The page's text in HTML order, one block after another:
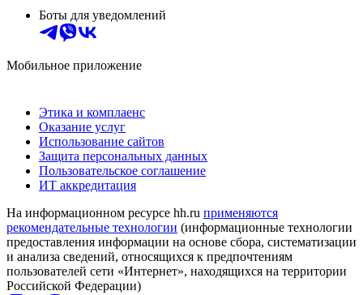
Боты для уведомлений
Мобильное приложение
Этика и комплаенс
Оказание услуг
Использование сайтов
Защита персональных данных
Пользовательское соглашение
ИТ аккредитация
На информационном ресурсе hh.ru применяются
рекомендательные технологии (информационные технологии
предоставления информации на основе сбора, систематизации
и анализа сведений, относящихся к предпочтениям
пользователей сети «Интернет», находящихся на территории
Российской Федерации)